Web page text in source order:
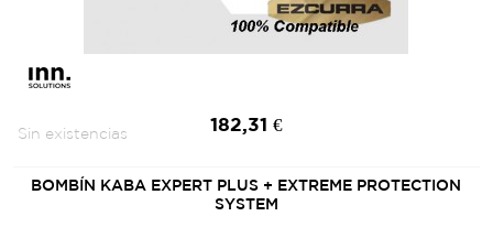
182,31 €
Sin existencias
BOMBÍN KABA EXPERT PLUS + EXTREME PROTECTION
SYSTEM